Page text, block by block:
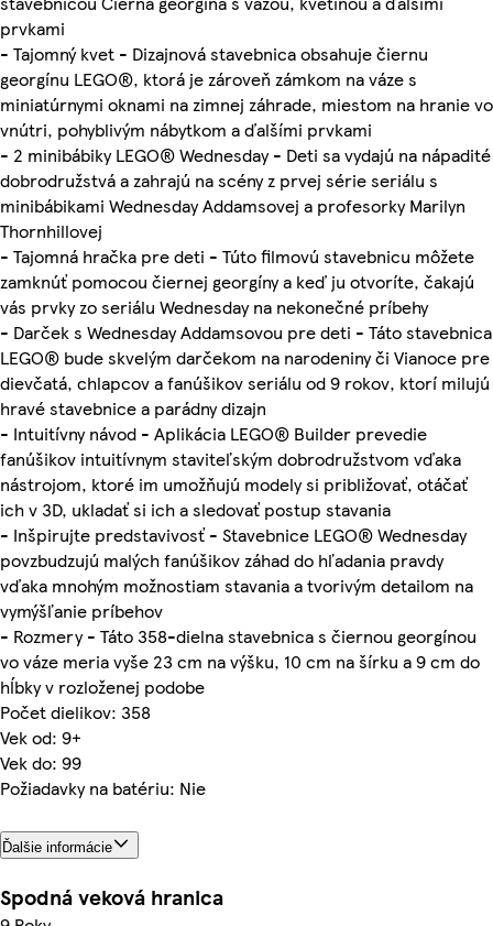
prvkami
- Tajomný kvet - Dizajnová stavebnica obsahuje čiernu
georgínu LEGO®, ktorá je zároveň zámkom na váze s
miniatúrnymi oknami na zimnej záhrade, miestom na hranie vo
vnútri, pohyblivým nábytkom a ďalšími prvkami
- 2 minibábiky LEGO® Wednesday - Deti sa vydajú na nápadité
dobrodružstvá a zahrajú na scény z prvej série seriálu s
minibábikami Wednesday Addamsovej a profesorky Marilyn
Thornhillovej
- Tajomná hračka pre deti - Túto filmovú stavebnicu môžete
zamknúť pomocou čiernej georgíny a keď ju otvoríte, čakajú
vás prvky zo seriálu Wednesday na nekonečné príbehy
- Darček s Wednesday Addamsovou pre deti - Táto stavebnica
LEGO® bude skvelým darčekom na narodeniny či Vianoce pre
dievčatá, chlapcov a fanúšikov seriálu od 9 rokov, ktorí milujú
hravé stavebnice a parádny dizajn
- Intuitívny návod - Aplikácia LEGO® Builder prevedie
fanúšikov intuitívnym staviteľským dobrodružstvom vďaka
nástrojom, ktoré im umožňujú modely si približovať, otáčať
ich v 3D, ukladať si ich a sledovať postup stavania
- Inšpirujte predstavivosť - Stavebnice LEGO® Wednesday
povzbudzujú malých fanúšikov záhad do hľadania pravdy
vďaka mnohým možnostiam stavania a tvorivým detailom na
vymýšľanie príbehov
- Rozmery - Táto 358-dielna stavebnica s čiernou georgínou
vo váze meria vyše 23 cm na výšku, 10 cm na šírku a 9 cm do
hĺbky v rozloženej podobe
Počet dielikov: 358
Vek od: 9+
Vek do: 99
Požiadavky na batériu: Nie
Ďalšie informácie
Spodná veková hranica